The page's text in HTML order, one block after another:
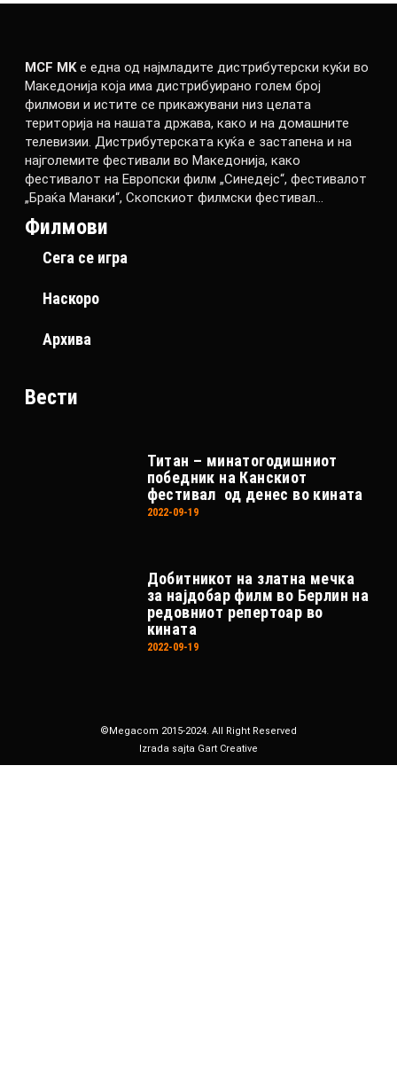
MCF MKе една од најмладите дистрибутерски куќи во
Македонија која има дистрибуирано голем број
филмови и истите се прикажувани низ целата
територија на нашата држава, како и на домашните
телевизии. Дистрибутерската куќа е застапена и на
најголемите фестивали во Македонија, како
фестивалот на Европски филм „Синедејс“, фестивалот
„Браќа Манаки“, Скопскиот филмски фестивал…
Филмови
Сега се игра
Наскоро
Архива
Вести
Титан – минатогодишниот
победник на Канскиот
фестивал од денес во кината
2022-09-19
Добитникот на златна мечка
за најдобар филм во Берлин на
редовниот репертоар во
кината
2022-09-19
©Megacom 2015-2024. All Right Reserved
Izrada sajta Gart Creative